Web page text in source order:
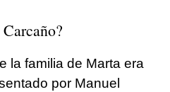
la familia de Marta era
por Manuel